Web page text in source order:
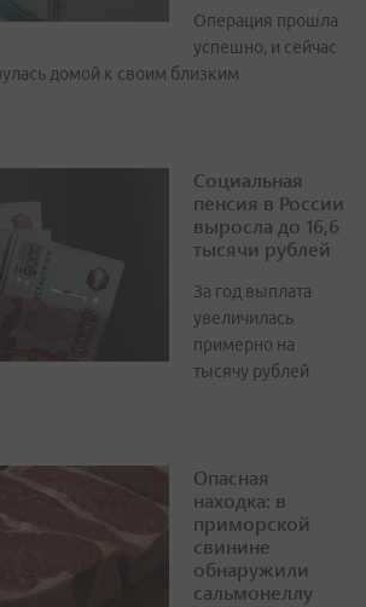
Операция прошла
успешно, и сейчас
домой к своим близким
Социальная
пенсия в России
выросла до 16,6
тысячи рублей
За год выплата
увеличилась
примерно на
тысячу рублей
Опасная
находка: в
приморской
свинине
обнаружили
сальмонеллу